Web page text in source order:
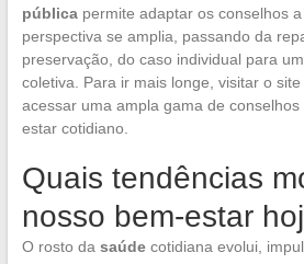
públicapermite adaptar os conselhos a
perspectiva se amplia, passando da
preservação, do caso individual para
coletiva. Para ir mais longe, visitar o
acessar uma ampla gama de
estar cotidiano.
Quais tendências
nosso bem-estar
O rosto da saúdecotidiana evolui,